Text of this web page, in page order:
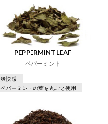
PEPPERMINT LEAF
ペパーミント
爽快感
ペパーミントの葉を丸ごと使用